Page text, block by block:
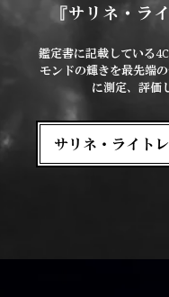
『サリネ・ラ
鑑定書に記載している
モンドの輝きを最先端
に測定、評価
サリネ・ライト